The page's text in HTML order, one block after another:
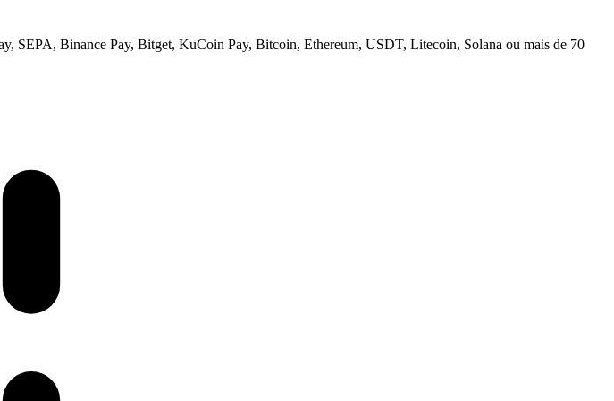
SEPA, Binance Pay, Bitget, KuCoin Pay, Bitcoin, Ethereum, USDT, Litecoin, Solana ou mais de 70